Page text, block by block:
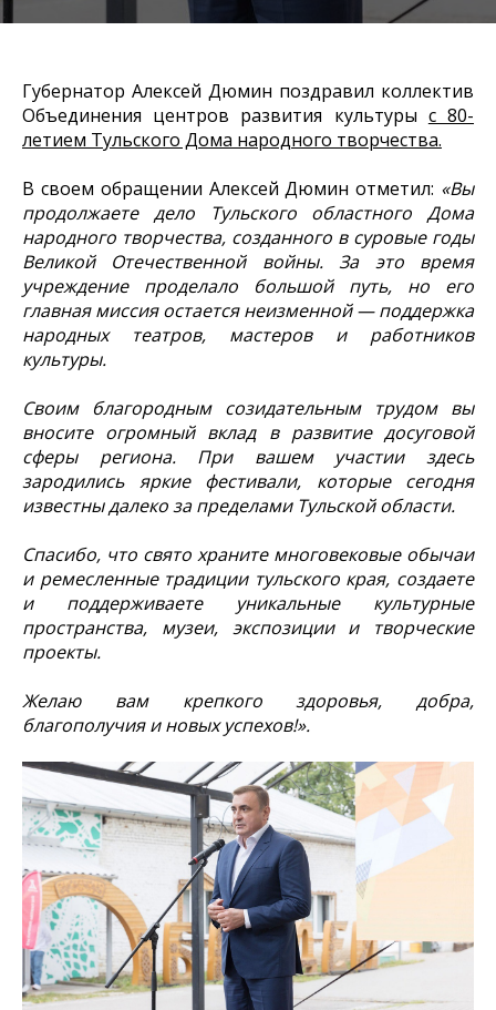
Губернатор Алексей Дюмин поздравил коллектив
Объединения центров развития культуры с 80-
летием Тульского Дома народного творчества.
В своем обращении Алексей Дюмин отметил: «Вы
продолжаете дело Тульского областного Дома
народного творчества, созданного в суровые годы
Великой Отечественной войны. За это время
учреждение проделало большой путь, но его
главная миссия остается неизменной — поддержка
народных театров, мастеров и работников
культуры.
Своим благородным созидательным трудом вы
вносите огромный вклад в развитие досуговой
сферы региона. При вашем участии здесь
зародились яркие фестивали, которые сегодня
известны далеко за пределами Тульской области.
Спасибо, что свято храните многовековые обычаи
и ремесленные традиции тульского края, создаете
и поддерживаете уникальные культурные
пространства, музеи, экспозиции и творческие
проекты.
Желаю вам крепкого здоровья, добра,
благополучия и новых успехов!».